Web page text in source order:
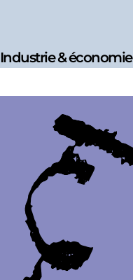
Industrie & économie